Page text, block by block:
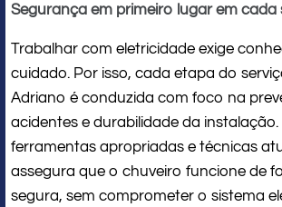
Segurança em primeiro lugar em cada
Trabalhar com eletricidade exige
cuidado. Por isso, cada etapa do
Adriano é conduzida com foco na
acidentes e durabilidade da instalação.
ferramentas apropriadas e técnicas
assegura que o chuveiro funcione de
segura, sem comprometer o sistema